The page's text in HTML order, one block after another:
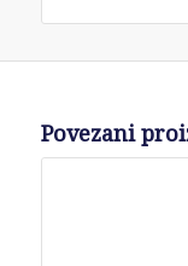
Povezani